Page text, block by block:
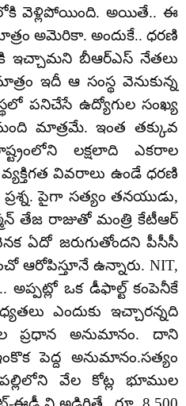
వెళ్లిపోయింది. అయితే.. ఈ
అమెరికా. అందుకే.. ధరణి
ఇచ్చామని బీఆర్ఎస్ నేతలు
ఇదీ ఆ సంస్థ వెనుకున్న
పనిచేసే ఉద్యోగుల సంఖ్య
మాత్రమే. ఇంత తక్కువ
లక్షలాది ఎకరాల
వివరాలు ఉండే ధరణి
పైగా సత్యం తనయుడు,
తేజ రాజుతో మంత్రి కేటీఆర్
ఏదో జరుగుతోందని పీసీసీ
ఆరోపిస్తూనే ఉన్నారు. NIT,
అప్పట్లో ఒక డీఫాల్ట్‌ కంపెనీకే
ఎందుకు ఇచ్చారన్నది
ప్రధాన అనుమానం. దాని
పెద్ద అనుమానం.సత్యం
వేల కోట్ల భూముల